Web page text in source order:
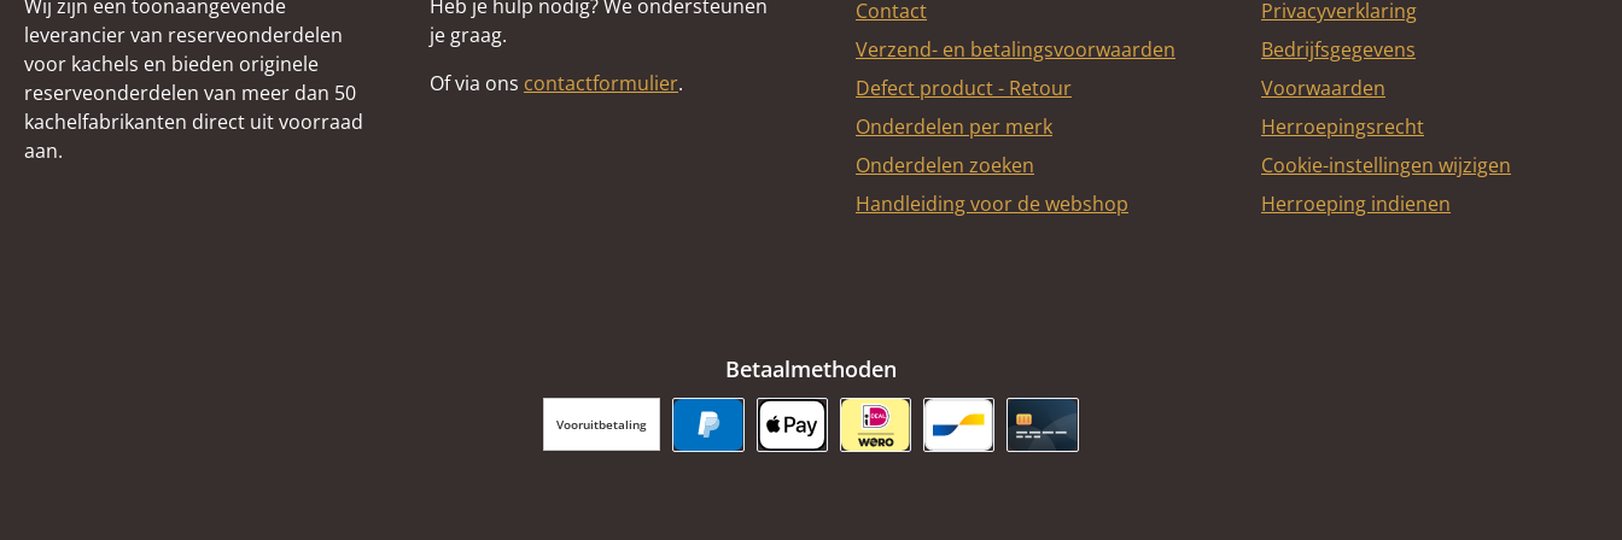
rechtsonder (220 x 170 x
Spanningsomleiding
Wij zijn een toonaangevende
leverancier van reserveonderdelen
voor kachels en bieden originele
reserveonderdelen van meer dan 50
kachelfabrikanten direct uit voorraad
aan.
Heb je hulp nodig? We ondersteunen
je graag.
Of via ons contactformulier.
Contact
Verzend- en betalingsvoorwaarden
Defect product - Retour
Onderdelen per merk
Onderdelen zoeken
Handleiding voor de webshop
Privacyverklaring
Bedrijfsgegevens
Voorwaarden
Herroepingsrecht
Cookie-instellingen wijzigen
Herroeping indienen
Betaalmethoden
Vooruitbetaling